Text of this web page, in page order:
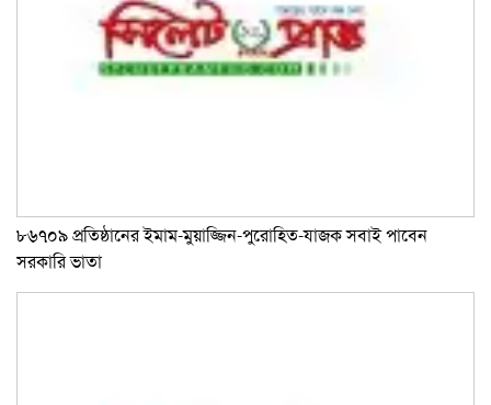
৮৬৭০৯ প্রতিষ্ঠানের ইমাম-মুয়াজ্জিন-পুরোহিত-যাজক সবাই পাবেন
সরকারি ভাতা